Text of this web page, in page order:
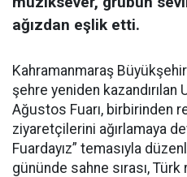
ağızdan eşlik etti.
Kahramanmaraş
şehre yeniden kazandırılan
Ağustos Fuarı, birbirinden
ziyaretçilerini ağırlamaya
Fuardayız” temasıyla
gününde sahne sırası,